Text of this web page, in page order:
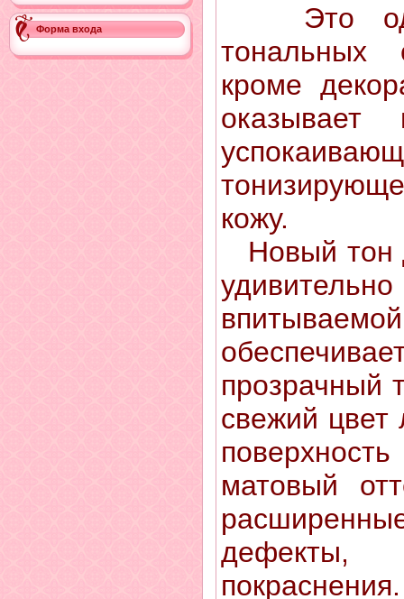
Форма входа
Это
тональных
кроме
оказывает
кожу.
Новый тон
прозрачный
свежий цвет
матовый